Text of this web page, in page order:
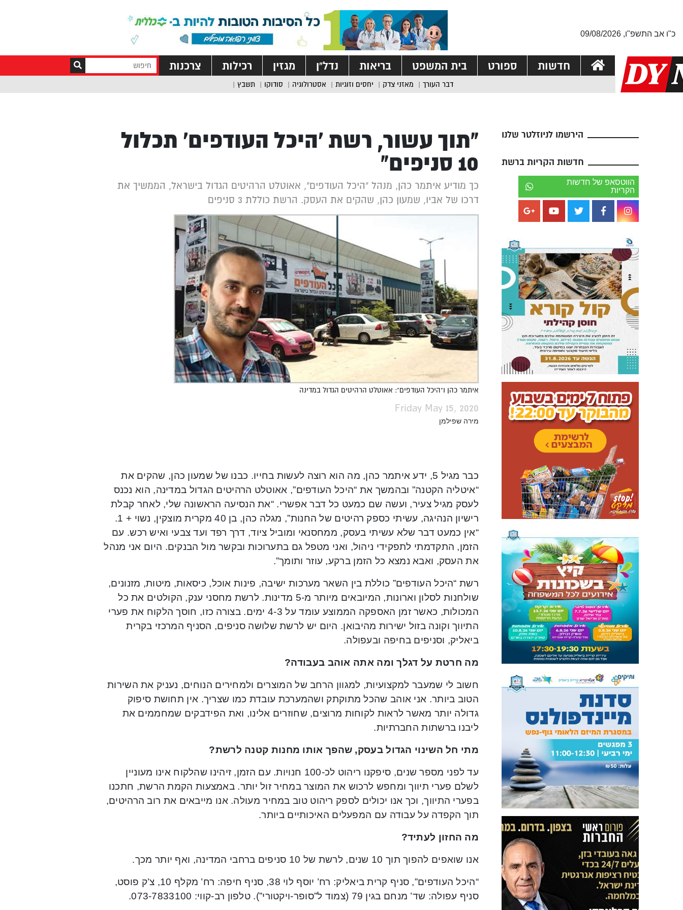
כ"ו אב התשפ"ו, 09/08/2026
חדשות ספורט בית המשפט בריאות נדל”ן מגזין רכילות צרכנות
דבר העורך מאזני צדק יחסים וזוגיות אסטרולוגיה סודוקו תשבץ
הירשמו לניוזלטר שלנו
חדשות הקריות ברשת
הווטסאפ של חדשות
הקריות
“תוך עשור, רשת ‘היכל העודפים’ תכלול
10 סניפים”
כך מודיע איתמר כהן, מנהל "היכל העודפים", אאוטלט הרהיטים הגדול בישראל, הממשיך את
דרכו של אביו, שמעון כהן, שהקים את העסק. הרשת כוללת 3 סניפים
איתמר כהן ו"היכל העודפים": אאוטלט הרהיטים הגדול במדינה
Friday May 15, 2020
מירה שפילמן
כבר מגיל 5, ידע איתמר כהן, מה הוא רוצה לעשות בחייו. כבנו של שמעון כהן, שהקים את
“איטליה הקטנה” ובהמשך את “היכל העודפים”, אאוטלט הרהיטים הגדול במדינה, הוא נכנס
לעסק מגיל צעיר, ועשה שם כמעט כל דבר אפשרי. “את הנסיעה הראשונה שלי, לאחר קבלת
רישיון הנהיגה, עשיתי כספק רהיטים של החנות”, מגלה כהן, בן 40 מקרית מוצקין, נשוי + 1.
“אין כמעט דבר שלא עשיתי בעסק, ממחסנאי ומוביל ציוד, דרך רפד ועד צבעי ואיש רכש. עם
הזמן, התקדמתי לתפקידי ניהול, ואני מטפל גם בתערוכות ובקשר מול הבנקים. היום אני מנהל
את העסק, ואבא נמצא כל הזמן ברקע, עוזר ותומך”.
רשת “היכל העודפים” כוללת בין השאר מערכות ישיבה, פינות אוכל, כיסאות, מיטות, מזנונים,
שולחנות לסלון וארונות, המיובאים מיותר מ-5 מדינות. לרשת מחסני ענק, הקולטים את כל
המכולות, כאשר זמן האספקה הממוצע עומד על 4-3 ימים. בצורה כזו, חוסך הלקוח את פערי
התיווך וקונה בזול ישירות מהיבואן. היום יש לרשת שלושה סניפים, הסניף המרכזי בקרית
ביאליק, וסניפים בחיפה ובעפולה.
מה חרטת על דגלך ומה אתה אוהב בעבודה?
חשוב לי שמעבר למקצועיות, למגוון הרחב של המוצרים ולמחירים הנוחים, נעניק את השירות
הטוב ביותר. אני אוהב שהכל מתוקתק ושהמערכת עובדת כמו שצריך. אין תחושת סיפוק
גדולה יותר מאשר לראות לקוחות מרוצים, שחוזרים אלינו, ואת הפידבקים שמחממים את
ליבנו ברשתות החברתיות.
מתי חל השינוי הגדול בעסק, שהפך אותו מחנות קטנה לרשת?
עד לפני מספר שנים, סיפקנו ריהוט לכ-100 חנויות. עם הזמן, זיהינו שהלקוח אינו מעוניין
לשלם פערי תיווך ומחפש לרכוש את המוצר במחיר זול יותר. באמצעות הקמת הרשת, חתכנו
בפערי התיווך, וכך אנו יכולים לספק ריהוט טוב במחיר מעולה. אנו מייבאים את רוב הרהיטים,
תוך הקפדה על עבודה עם המפעלים האיכותיים ביותר.
מה החזון לעתיד?
אנו שואפים להפוך תוך 10 שנים, לרשת של 10 סניפים ברחבי המדינה, ואף יותר מכך.
“היכל העודפים”, סניף קרית ביאליק: רח’ יוסף לוי 38, סניף חיפה: רח’ מקלף 10, צ’ק פוסט,
סניף עפולה: שד’ מנחם בגין 79 (צמוד ל”סופר-ויקטורי”). טלפון רב-קווי: 073-7833100.